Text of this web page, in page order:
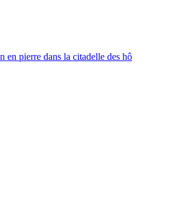
en pierre dans la citadelle des hô